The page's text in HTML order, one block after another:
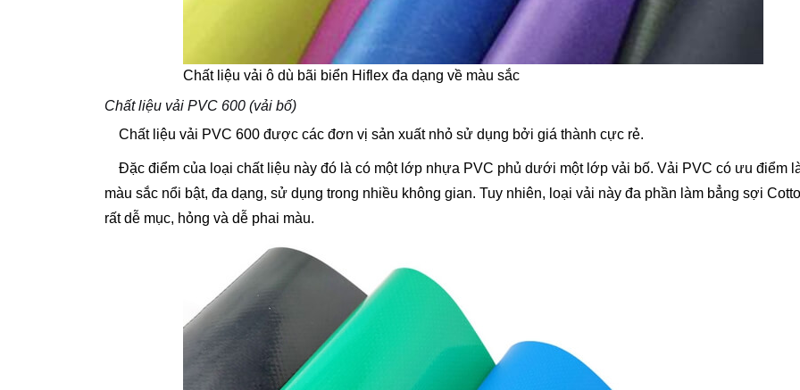
Chất liệu vải ô dù bãi biển Hiflex đa dạng về màu sắc
Chất liệu vải PVC 600 (vải bố)
Chất liệu vải PVC 600 được các đơn vị sản xuất nhỏ sử dụng bởi giá thành cực rẻ.
Đặc điểm của loại chất liệu này đó là có một lớp nhựa PVC phủ dưới một lớp vải bố. Vải PVC có ưu điểm
màu sắc nổi bật, đa dạng, sử dụng trong nhiều không gian. Tuy nhiên, loại vải này đa phần làm bẳng sợi
rất dễ mục, hỏng và dễ phai màu.